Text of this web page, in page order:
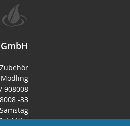
Mödling
908008
-33
14 Uhr